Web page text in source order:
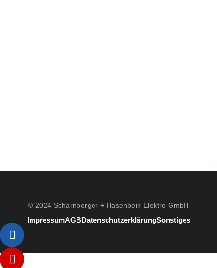
© 2024 Scharnberger + Hasenbein Elektro GmbH
ImpressumAGBDatenschutzerklärungSonstiges
Listenelement #1